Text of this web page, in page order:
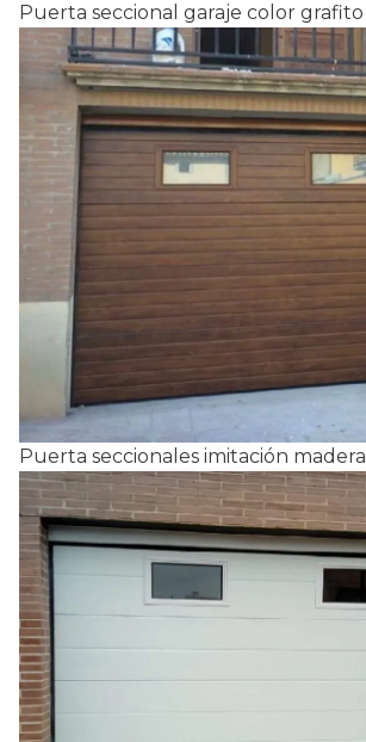
Puerta seccional garaje color grafito
Puerta seccionales imitación madera